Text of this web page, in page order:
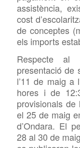
assistència,
cost
de conceptes
els imports
Respecte al
presentació de
l’11 de maig a
hores i de
provisionals de
el 25 de maig
d’Ondara. El
28 al 30 de